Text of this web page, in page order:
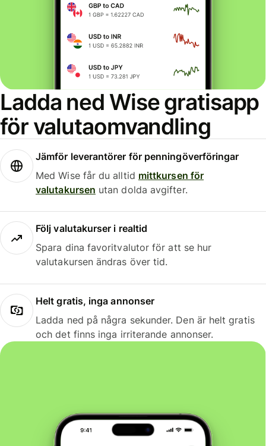
Ladda ned Wise gratisapp
för valutaomvandling
Jämför leverantörer för penningöverföringar
Med Wise får du alltid mittkursen för
valutakursen utan dolda avgifter.
Följ valutakurser i realtid
Spara dina favoritvalutor för att se hur
valutakursen ändras över tid.
Helt gratis, inga annonser
Ladda ned på några sekunder. Den är helt gratis
och det finns inga irriterande annonser.